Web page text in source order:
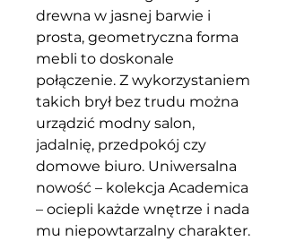
drewna w jasnej barwie i
prosta, geometryczna forma
mebli to doskonale
połączenie. Z wykorzystaniem
takich brył bez trudu można
urządzić modny salon,
jadalnię, przedpokój czy
domowe biuro. Uniwersalna
nowość – kolekcja Academica
– ociepli każde wnętrze i nada
mu niepowtarzalny charakter.